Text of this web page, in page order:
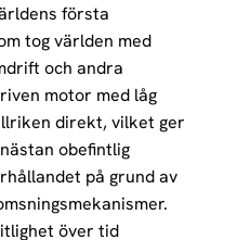
första
tog världen med
och andra
motor med låg
direkt, vilket ger
obefintlig
på grund av
över tid